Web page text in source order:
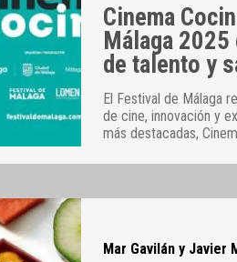
Cinema
Málaga
de talento y
El Festival de Málaga
de cine, innovación y
más destacadas,
Mar Gavilán y Javier